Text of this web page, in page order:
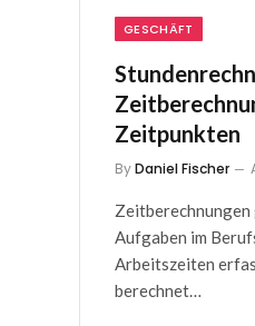
GESCHÄFT
Zeitpunkten
ByDaniel Fischer
Zeitberechnungen
Aufgaben im
Arbeitszeiten
berechnet…